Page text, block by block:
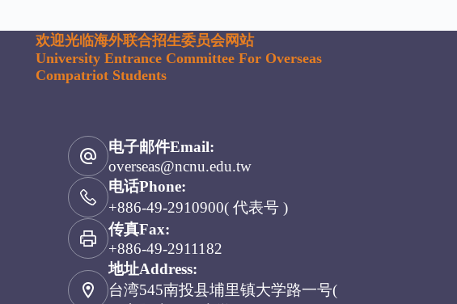
欢迎光临海外联合招生委员会网站
University Entrance Committee For Overseas
Compatriot Students
电子邮件Email:
overseas@ncnu.edu.tw
电话Phone:
+886-49-2910900( 代表号 )
传真Fax:
+886-49-2911182
地址Address:
台湾545南投县埔里镇大学路一号(